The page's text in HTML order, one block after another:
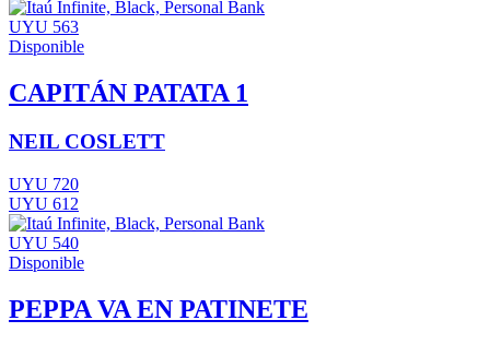
UYU 563
Disponible
CAPITÁN PATATA 1
NEIL COSLETT
UYU 720
UYU 612
UYU 540
Disponible
PEPPA VA EN PATINETE